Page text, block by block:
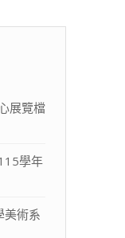
展覽檔
學年
美術系